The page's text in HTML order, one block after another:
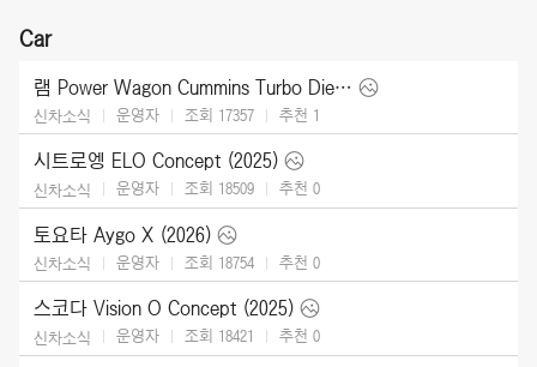
Car
램 Power Wagon Cummins Turbo Diesel (2027)
신차소식 운영자 조회 17357 추천 1
시트로엥 ELO Concept (2025)
신차소식 운영자 조회 18509 추천 0
토요타 Aygo X (2026)
신차소식 운영자 조회 18754 추천 0
스코다 Vision O Concept (2025)
신차소식 운영자 조회 18421 추천 0